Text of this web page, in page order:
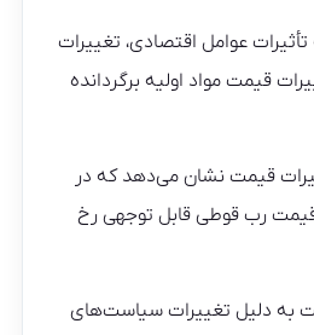
تأثیرات عوامل اقتصادی، تغییرات
قیمت مواد اولیه برگردانده
قیمت نشان می‌دهد که در
قیمت رب قوطی قابل توجهی رخ
به دلیل تغییرات سیاست‌های